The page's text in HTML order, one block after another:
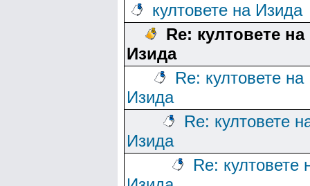
култовете на Изида
Re: култовете на
Изида
Re: култовете на
Изида
Re: култовете
Изида
Re: култовете